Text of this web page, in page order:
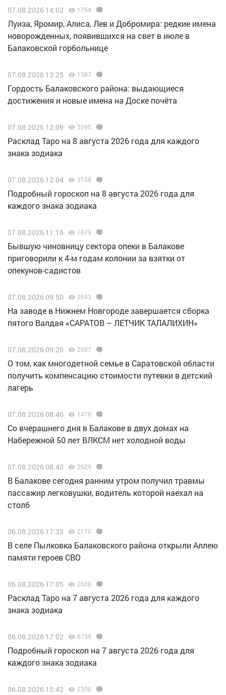
07.08.2026 14:02 1754
Луиза, Яромир, Алиса, Лев и Добромира: редкие имена
новорожденных, появившихся на свет в июле в
Балаковской горбольнице
07.08.2026 13:25 1387
Гордость Балаковского района: выдающиеся
достижения и новые имена на Доске почёта
07.08.2026 12:09 2095
Расклад Таро на 8 августа 2026 года для каждого
знака зодиака
07.08.2026 12:04 3158
Подробный гороскоп на 8 августа 2026 года для
каждого знака зодиака
07.08.2026 11:16 1679
Бывшую чиновницу сектора опеки в Балакове
приговорили к 4-м годам колонии за взятки от
опекунов-садистов
07.08.2026 09:50 2643
Н️а заводе в Нижнем Новгороде завершается сборка
пятого Валдая «САРАТОВ – ЛЕТЧИК ТАЛАЛИХИН»
07.08.2026 09:20 2087
О том, как многодетной семье в Саратовской области
получить компенсацию стоимости путевки в детский
лагерь
07.08.2026 08:46 1470
Со вчерашнего дня в Балакове в двух домах на
Набережной 50 лет ВЛКСМ нет холодной воды
07.08.2026 08:40 2629
В Балакове сегодня ранним утром получил травмы
пассажир легковушки, водитель которой наехал на
столб
06.08.2026 17:33 2170
В селе Пылковка Балаковского района открыли Аллею
памяти героев СВО
06.08.2026 17:05 2608
Расклад Таро на 7 августа 2026 года для каждого
знака зодиака
06.08.2026 17:02 6739
Подробный гороскоп на 7 августа 2026 года для
каждого знака зодиака
06.08.2026 15:42 2300